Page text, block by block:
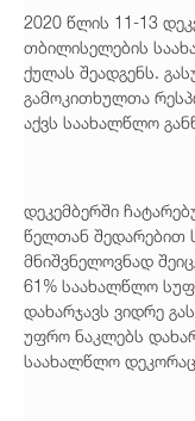
2020 წლის 11-13
თბილისელების
ქულას შეადგენს.
გამოკითხულთა
აქვს საახალწლო
დეკემბერში
წელთან შედარებით
მნიშვნელოვნად
61% საახალწლო
დახარჯავს ვიდრე
უფრო ნაკლებს
საახალწლო